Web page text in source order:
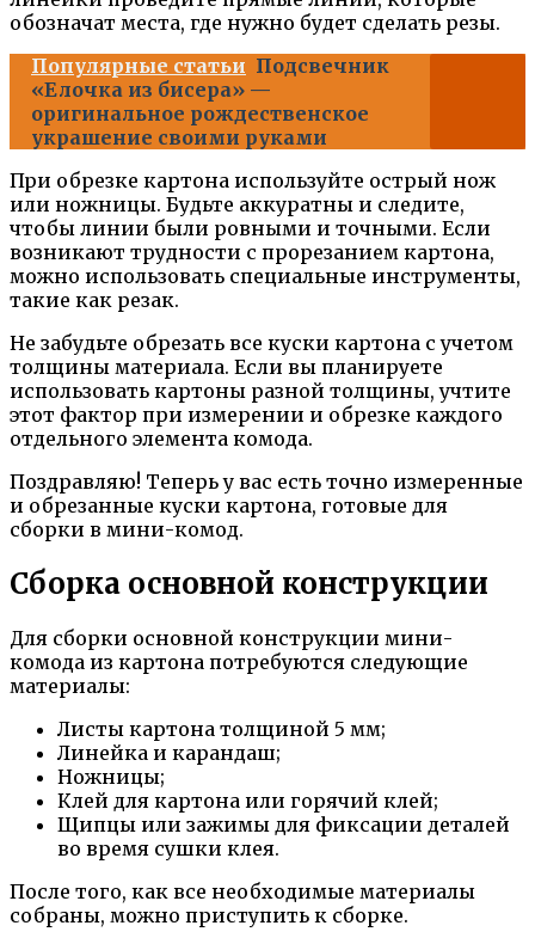
обозначат места, где нужно будет сделать резы.
Популярные статьи Подсвечник
«Елочка из бисера» —
оригинальное рождественское
украшение своими руками
При обрезке картона используйте острый нож
или ножницы. Будьте аккуратны и следите,
чтобы линии были ровными и точными. Если
возникают трудности с прорезанием картона,
можно использовать специальные инструменты,
такие как резак.
Не забудьте обрезать все куски картона с учетом
толщины материала. Если вы планируете
использовать картоны разной толщины, учтите
этот фактор при измерении и обрезке каждого
отдельного элемента комода.
Поздравляю! Теперь у вас есть точно измеренные
и обрезанные куски картона, готовые для
сборки в мини-комод.
Сборка основной конструкции
Для сборки основной конструкции мини-
комода из картона потребуются следующие
материалы:
Листы картона толщиной 5 мм;
Линейка и карандаш;
Ножницы;
Клей для картона или горячий клей;
Щипцы или зажимы для фиксации деталей
во время сушки клея.
После того, как все необходимые материалы
собраны, можно приступить к сборке.